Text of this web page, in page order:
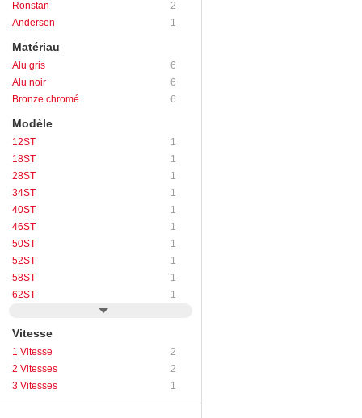
Ronstan
2
Andersen
1
Matériau
Alu gris
6
Alu noir
6
Bronze chromé
6
Modèle
12ST
1
18ST
1
28ST
1
34ST
1
40ST
1
46ST
1
50ST
1
52ST
1
58ST
1
62ST
1
Vitesse
1 Vitesse
2
2 Vitesses
2
3 Vitesses
1